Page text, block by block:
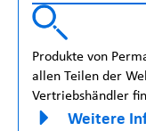
Produkte von
allen Teilen der
Vertriebshändler
Weitere